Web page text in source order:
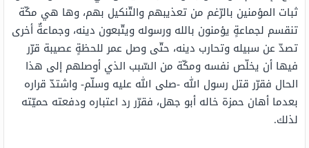
ثبات المؤمنين بالرّغم من تعذيبهم والتّنكيل بهم، وها هي مكّة
تنقسم لجماعةٍ يؤمنون بالله ورسوله ويتّبعون دينه، وجماعةٌ أخرى
تصدّ عن سبيله وتحارب دينه، حتّى وصل عمر للحظةٍ عصيبة قرّر
فيها أن يخلّص نفسه ومكّة من السّبب الذي أوصلهم إلى هذا
الحال فقرّر قتل رسول الله -صلى الله عليه وسلّم- واشتدّ قراره
بعدما أهان حمزة خاله أبو جهل، فقرّر رد اعتباره ودفعته حميّته
لذلك.